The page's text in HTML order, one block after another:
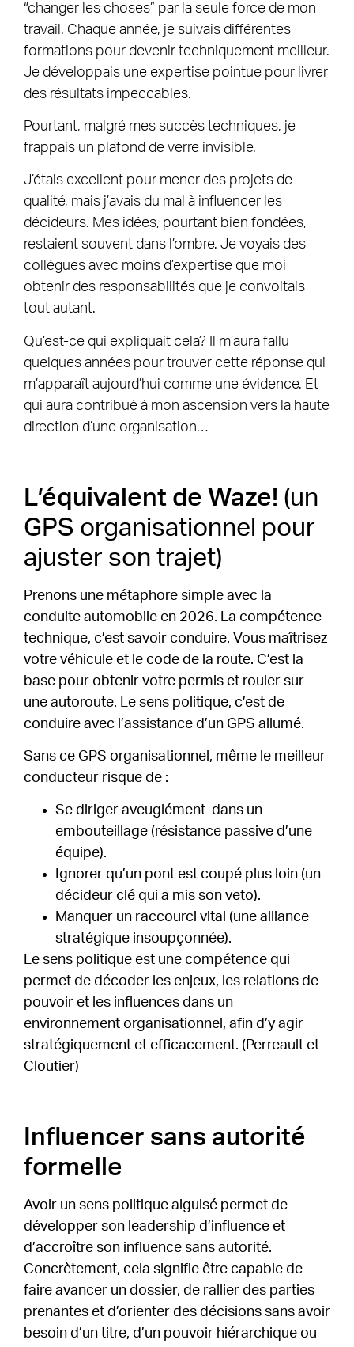
“changer les choses” par la seule force de mon
travail. Chaque année, je suivais différentes
formations pour devenir techniquement meilleur.
Je développais une expertise pointue pour livrer
des résultats impeccables.
Pourtant, malgré mes succès techniques, je
frappais un plafond de verre invisible.
J’étais excellent pour mener des projets de
qualité, mais j’avais du mal à influencer les
décideurs. Mes idées, pourtant bien fondées,
restaient souvent dans l’ombre. Je voyais des
collègues avec moins d’expertise que moi
obtenir des responsabilités que je convoitais
tout autant.
Qu’est-ce qui expliquait cela? Il m’aura fallu
quelques années pour trouver cette réponse qui
m’apparaît aujourd’hui comme une évidence. Et
qui aura contribué à mon ascension vers la haute
direction d’une organisation…
L’équivalent de Waze! (un
GPS organisationnel pour
ajuster son trajet)
Prenons une métaphore simple avec la
conduite automobile en 2026. La compétence
technique, c’est savoir conduire. Vous maîtrisez
votre véhicule et le code de la route. C’est la
base pour obtenir votre permis et rouler sur
une autoroute. Le sens politique, c’est de
conduire avec l’assistance d’un GPS allumé.
Sans ce GPS organisationnel, même le meilleur
conducteur risque de :
Se diriger aveuglément dans un
embouteillage (résistance passive d’une
équipe).
Ignorer qu’un pont est coupé plus loin (un
décideur clé qui a mis son veto).
Manquer un raccourci vital (une alliance
stratégique insoupçonnée).
Le sens politique est une compétence qui
permet de décoder les enjeux, les relations de
pouvoir et les influences dans un
environnement organisationnel, afin d’y agir
stratégiquement et efficacement. (Perreault et
Cloutier)
Influencer sans autorité
formelle
Avoir un sens politique aiguisé permet de
développer son leadership d’influence et
d’accroître son influence sans autorité.
Concrètement, cela signifie être capable de
faire avancer un dossier, de rallier des parties
prenantes et d’orienter des décisions sans avoir
besoin d’un titre, d’un pouvoir hiérarchique ou